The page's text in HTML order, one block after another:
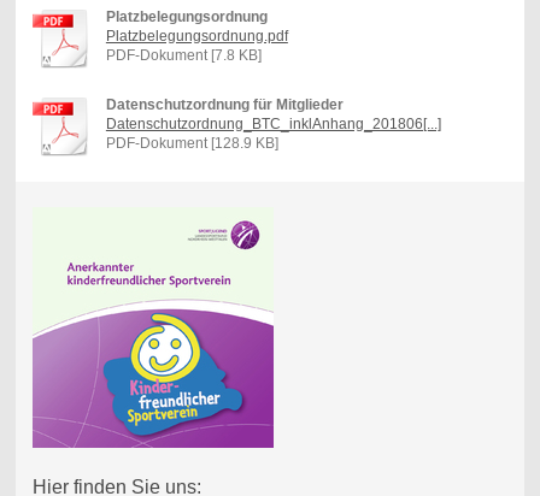
Platzbelegungsordnung
Platzbelegungsordnung.pdf
PDF-Dokument [7.8 KB]
Datenschutzordnung für Mitglieder
Datenschutzordnung_BTC_inklAnhang_201806[...]
PDF-Dokument [128.9 KB]
Hier finden Sie uns: